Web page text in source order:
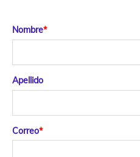
Nombre*
Apellido
Correo*